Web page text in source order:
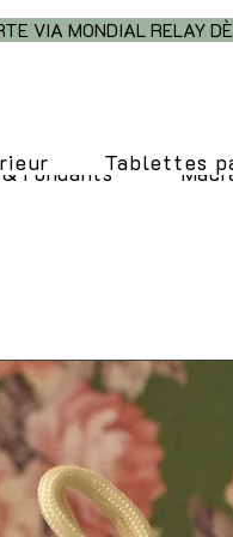
VIA MONDIAL RELAY
Tablettes
Fondants